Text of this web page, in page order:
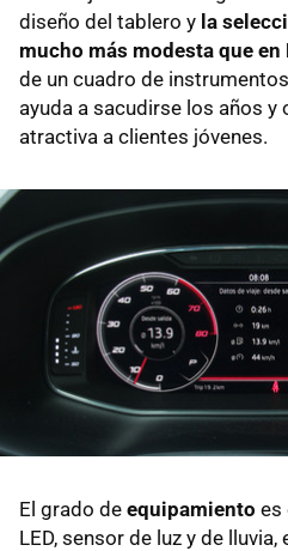
diseño del tablero y la
mucho más modesta que en
de un cuadro de
ayuda a sacudirse los años y
atractiva a clientes jóvenes.
El grado de equipamiento es
LED, sensor de luz y de